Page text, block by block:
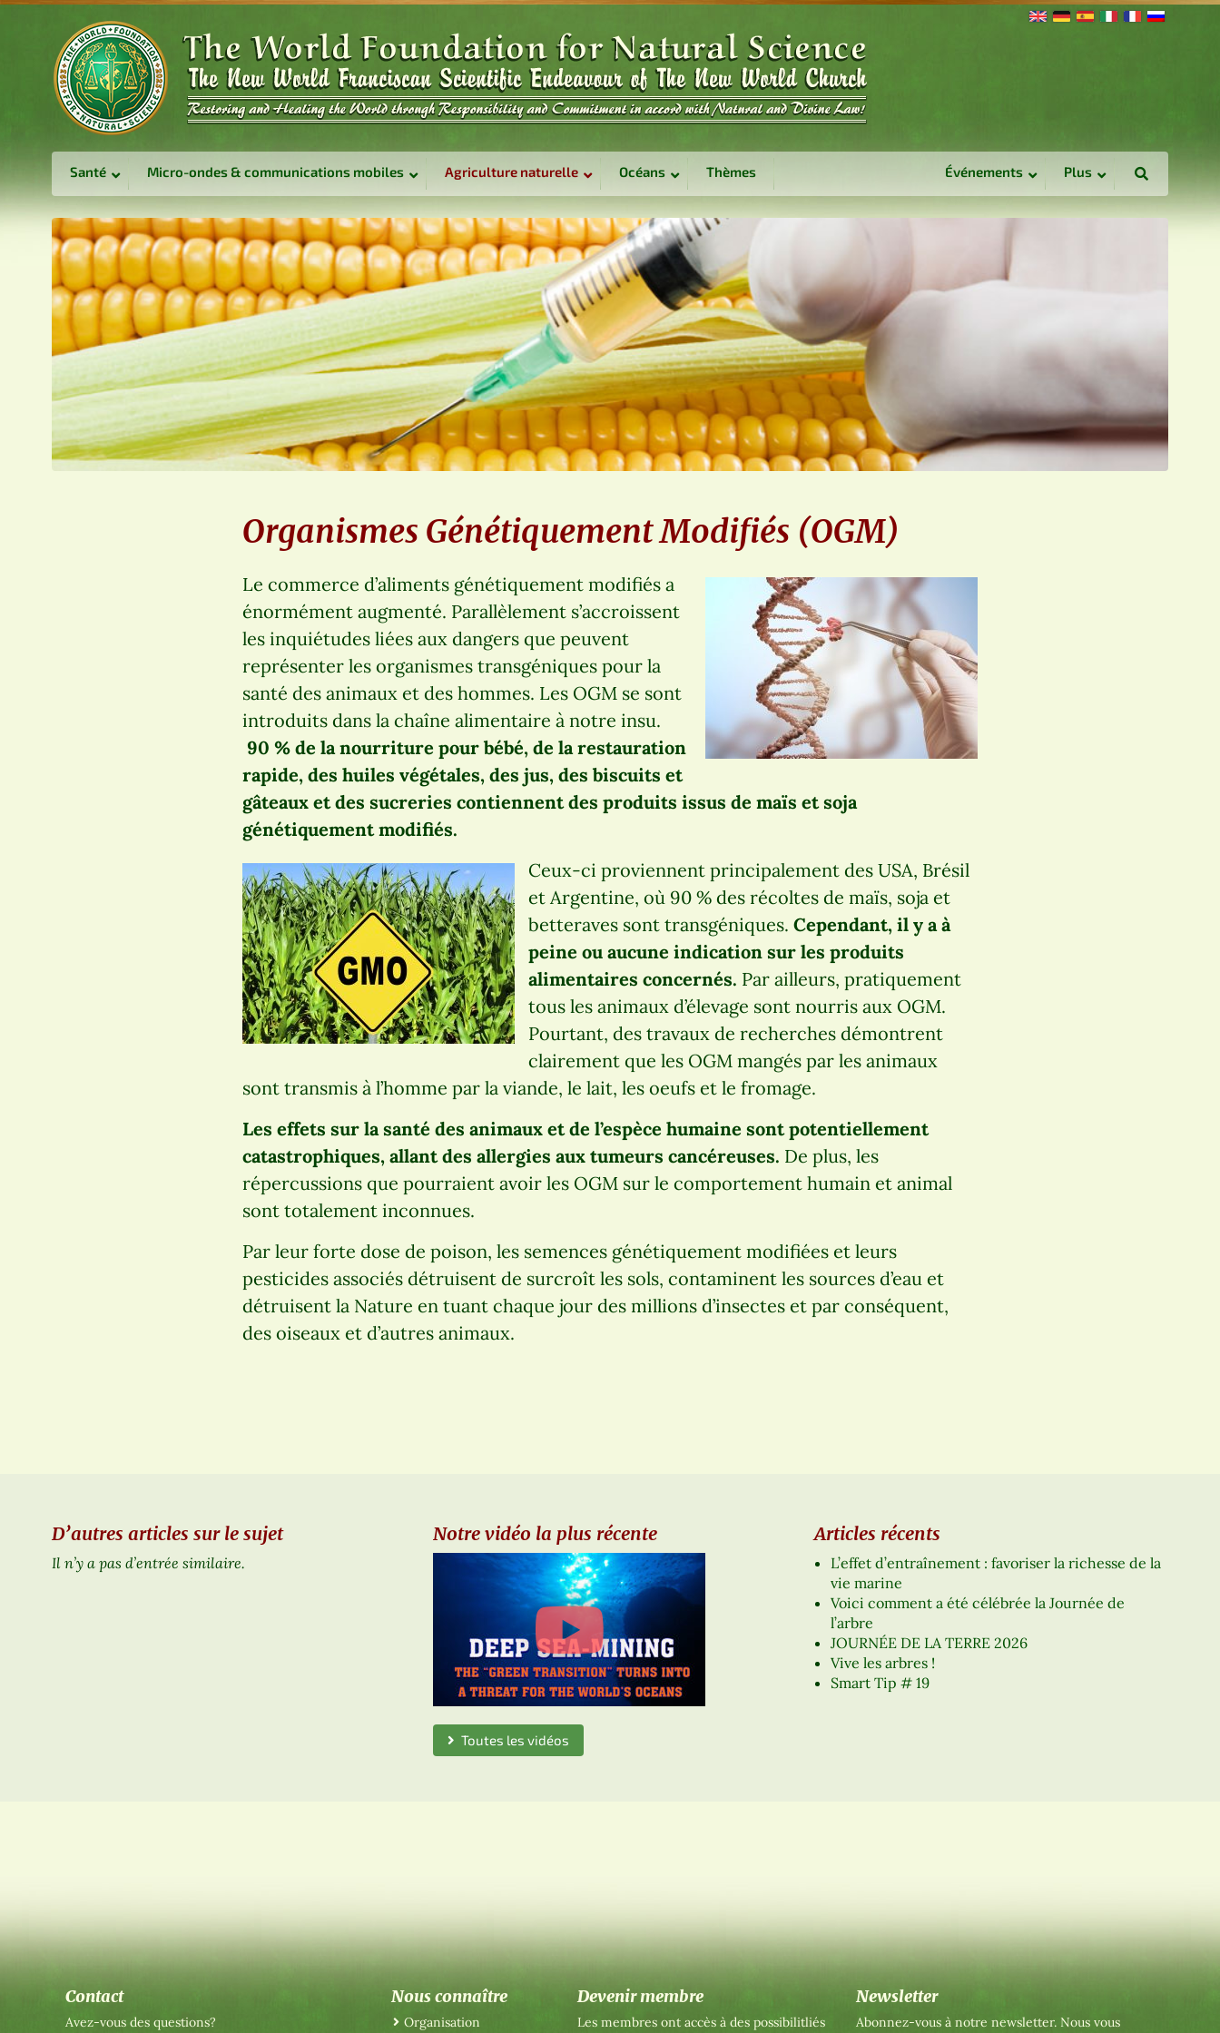
Santé Micro-ondes & communications mobiles Agriculture naturelle Océans Thèmes Événements Plus
Organismes Génétiquement Modifiés (OGM)
Le commerce d’aliments génétiquement modifiés a
énormément augmenté. Parallèlement s’accroissent
les inquiétudes liées aux dangers que peuvent
représenter les organismes transgéniques pour la
santé des animaux et des hommes. Les OGM se sont
introduits dans la chaîne alimentaire à notre insu.
90 % de la nourriture pour bébé, de la restauration
rapide, des huiles végétales, des jus, des biscuits et
gâteaux et des sucreries contiennent des produits issus de maïs et soja
génétiquement modifiés.
Ceux-ci proviennent principalement des USA, Brésil
et Argentine, où 90 % des récoltes de maïs, soja et
betteraves sont transgéniques. Cependant, il y a à
peine ou aucune indication sur les produits
alimentaires concernés. Par ailleurs, pratiquement
tous les animaux d’élevage sont nourris aux OGM.
Pourtant, des travaux de recherches démontrent
clairement que les OGM mangés par les animaux
sont transmis à l’homme par la viande, le lait, les oeufs et le fromage.
Les effets sur la santé des animaux et de l’espèce humaine sont potentiellement
catastrophiques, allant des allergies aux tumeurs cancéreuses. De plus, les
répercussions que pourraient avoir les OGM sur le comportement humain et animal
sont totalement inconnues.
Par leur forte dose de poison, les semences génétiquement modifiées et leurs
pesticides associés détruisent de surcroît les sols, contaminent les sources d’eau et
détruisent la Nature en tuant chaque jour des millions d’insectes et par conséquent,
des oiseaux et d’autres animaux.
D’autres articles sur le sujet
Il n’y a pas d’entrée similaire.
Notre vidéo la plus récente
Toutes les vidéos
Articles récents
L’effet d’entraînement : favoriser la richesse de la
vie marine
Voici comment a été célébrée la Journée de
l’arbre
JOURNÉE DE LA TERRE 2026
Vive les arbres !
Smart Tip # 19
Contact
Avez-vous des questions?
Nous connaître
Organisation
Devenir membre
Les membres ont accès à des possibilitliés
Newsletter
Abonnez-vous à notre newsletter. Nous vous